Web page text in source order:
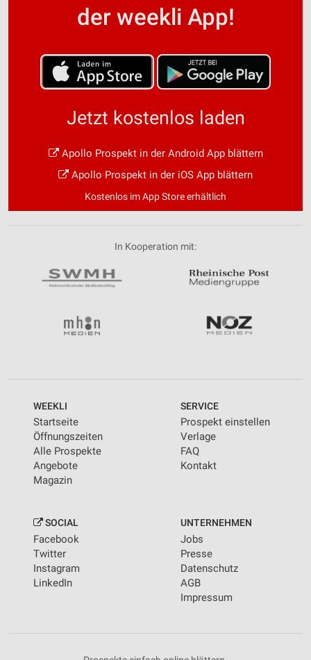
der weekli App!
Jetzt kostenlos laden
Apollo Prospekt in der Android App blättern
Apollo Prospekt in der iOS App blättern
Kostenlos im App Store erhältlich
In Kooperation mit:
WEEKLI
Startseite
Öffnungszeiten
Alle Prospekte
Angebote
Magazin
SERVICE
Prospekt einstellen
Verlage
FAQ
Kontakt
SOCIAL
Facebook
Twitter
Instagram
LinkedIn
UNTERNEHMEN
Jobs
Presse
Datenschutz
AGB
Impressum